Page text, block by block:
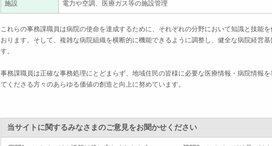
施設 電力や空調、医療ガス等の施設管理
これらの事務課職員は病院の使命を達成するために、それぞれの分野において知識と技能
おります。そして、複雑な病院組織を横断的に機能できるように調整し、健全な病院経営
す。
事務課職員は正確な事務処理にとどまらず、地域住民の皆様に必要な医療情報・病院情報
てくださる方々のあらゆる価値の創造と向上に努めています。
当サイトに関するみなさまのご意見をお聞かせください